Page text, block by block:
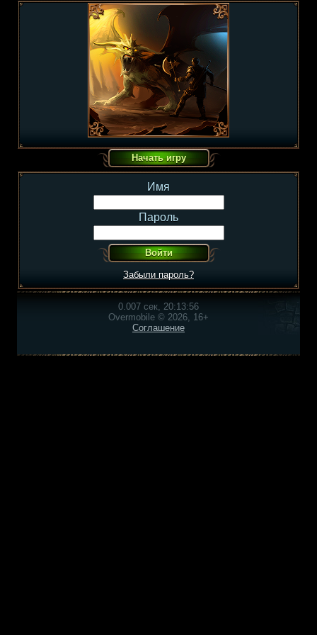
Имя
Пароль
Забыли пароль?
0.007 сек, 20:13:56
Overmobile © 2026, 16+
Соглашение